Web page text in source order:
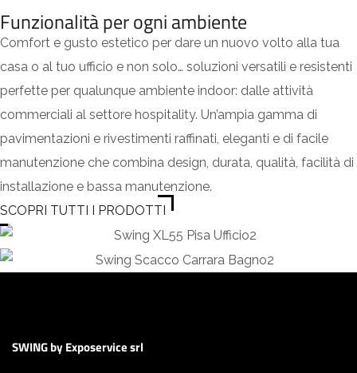
Funzionalità per ogni ambiente
Comfort e gusto estetico per dare un nuovo volto alla tua
casa o al tuo ufficio e non solo… soluzioni versatili e resistenti
perfette per qualunque ambiente indoor: dalle attività
commerciali al settore hospitality. Un’ampia gamma di
pavimentazioni e rivestimenti raffinati, eleganti e di facile
manutenzione che combina design, durata, qualità, facilità di
installazione e bassa manutenzione.
SCOPRI TUTTI I PRODOTTI
SWING by Exposervice srl